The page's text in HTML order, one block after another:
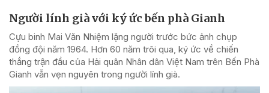
Người lính già với ký ức bến phà Gianh
Cựu binh Mai Văn Nhiệm lặng người trước bức ảnh chụp
đồng đội năm 1964. Hơn 60 năm trôi qua, ký ức về chiến
thắng trận đầu của Hải quân Nhân dân Việt Nam trên Bến Phà
Gianh vẫn vẹn nguyên trong người lính già.